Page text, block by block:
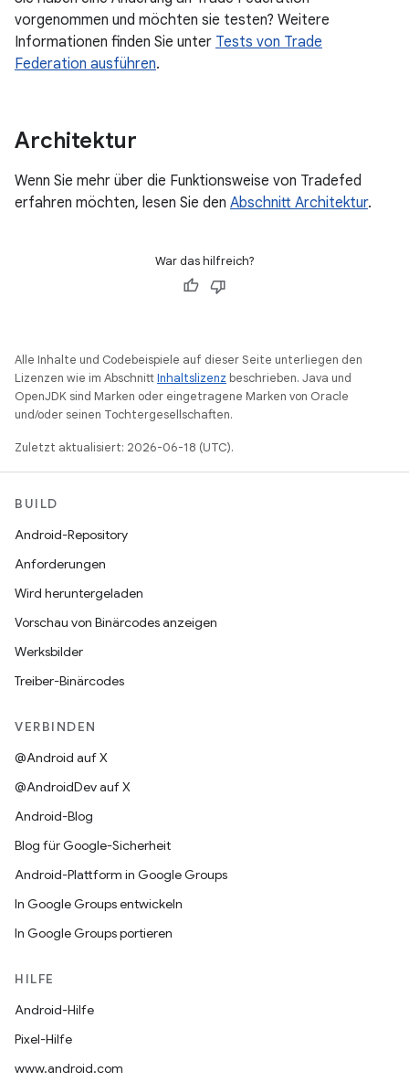
vorgenommen und möchten sie testen? Weitere
Informationen finden Sie unter Tests von Trade
Federation ausführen.
Architektur
Wenn Sie mehr über die Funktionsweise von Tradefed
erfahren möchten, lesen Sie den Abschnitt Architektur.
War das hilfreich?
Alle Inhalte und Codebeispiele auf dieser Seite unterliegen den
Lizenzen wie im AbschnittInhaltslizenz beschrieben. Java und
OpenJDK sind Marken oder eingetragene Marken von Oracle
und/oder seinen Tochtergesellschaften.
Zuletzt aktualisiert: 2026-06-18 (UTC).
BUILD
Android-Repository
Anforderungen
Wird heruntergeladen
Vorschau von Binärcodes anzeigen
Werksbilder
Treiber-Binärcodes
VERBINDEN
@Android auf X
@AndroidDev auf X
Android-Blog
Blog für Google-Sicherheit
Android-Plattform in Google Groups
In Google Groups entwickeln
In Google Groups portieren
HILFE
Android-Hilfe
Pixel-Hilfe
www.android.com